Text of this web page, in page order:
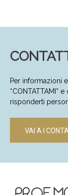
Per informazioni
“CONTATTAMI”
risponderti
VAI A I